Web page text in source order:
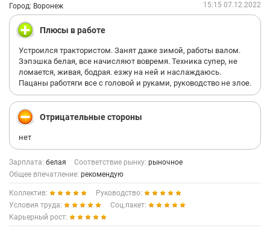
Город: Воронеж 15:15 07.12.2022
Плюсы в работе
Устроился трактористом. Занят даже зимой, работы валом.
Зэпэшка белая, все начисляют вовремя. Техника супер, не
ломается, живая, бодрая. езжу на ней и наслаждаюсь.
Пацаны работяги все с головой и руками, руководство не злое.
Отрицательные стороны
нет
Зарплата: белая Соответствие рынку: рыночное
Общее впечатление: рекомендую
Коллектив:
Руководство:
Условия труда:
Соц.пакет:
Карьерный рост: